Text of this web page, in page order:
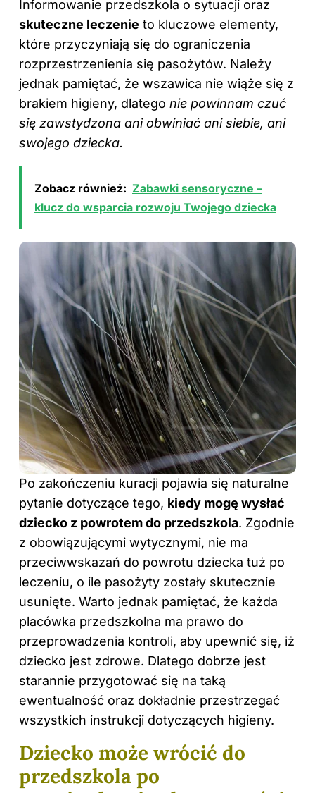
Informowanie przedszkola o sytuacji oraz
skuteczne leczenie to kluczowe elementy,
które przyczyniają się do ograniczenia
rozprzestrzenienia się pasożytów. Należy
jednak pamiętać, że wszawica nie wiąże się z
brakiem higieny, dlatego nie powinnam czuć
się zawstydzona ani obwiniać ani siebie, ani
swojego dziecka.
Zobacz również: Zabawki sensoryczne –
klucz do wsparcia rozwoju Twojego dziecka
Po zakończeniu kuracji pojawia się naturalne
pytanie dotyczące tego, kiedy mogę wysłać
dziecko z powrotem do przedszkola. Zgodnie
z obowiązującymi wytycznymi, nie ma
przeciwwskazań do powrotu dziecka tuż po
leczeniu, o ile pasożyty zostały skutecznie
usunięte. Warto jednak pamiętać, że każda
placówka przedszkolna ma prawo do
przeprowadzenia kontroli, aby upewnić się, iż
dziecko jest zdrowe. Dlatego dobrze jest
starannie przygotować się na taką
ewentualność oraz dokładnie przestrzegać
wszystkich instrukcji dotyczących higieny.
Dziecko może wrócić do
przedszkola po